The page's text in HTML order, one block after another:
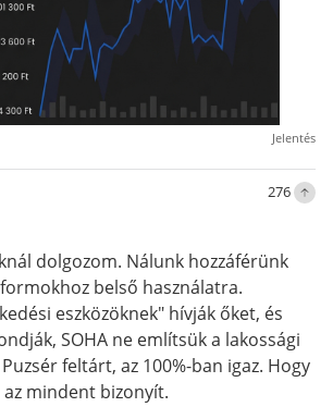
Jelentés
276
dolgozom. Nálunk hozzáférünk
belső használatra.
eszközöknek" hívják őket, és
SOHA ne említsük a lakossági
feltárt, az 100%-ban igaz. Hogy
mindent bizonyít.